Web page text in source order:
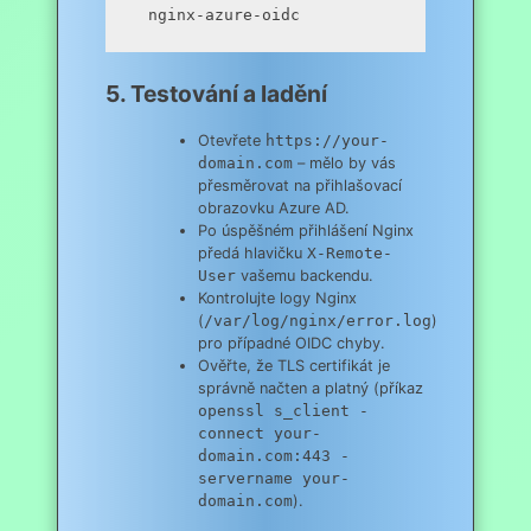
5. Testování a ladění
Otevřete https://your-
domain.com – mělo by vás
přesměrovat na přihlašovací
obrazovku Azure AD.
Po úspěšném přihlášení Nginx
předá hlavičkuX-Remote-
User vašemu backendu.
Kontrolujte logy Nginx
( /var/log/nginx/error.log)
pro případné OIDC chyby.
Ověřte, že TLS certifikát je
správně načten a platný (příkaz
openssl s_client -
connect your-
domain.com:443 -
servername your-
domain.com).